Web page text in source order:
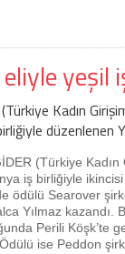
eliyle yeşil
Kadın
düzenlenen
(Türkiye
iş birliğiyle
ödülü Searover
Yılmaz kazandı.
Perili Köşk’te
ise Peddon